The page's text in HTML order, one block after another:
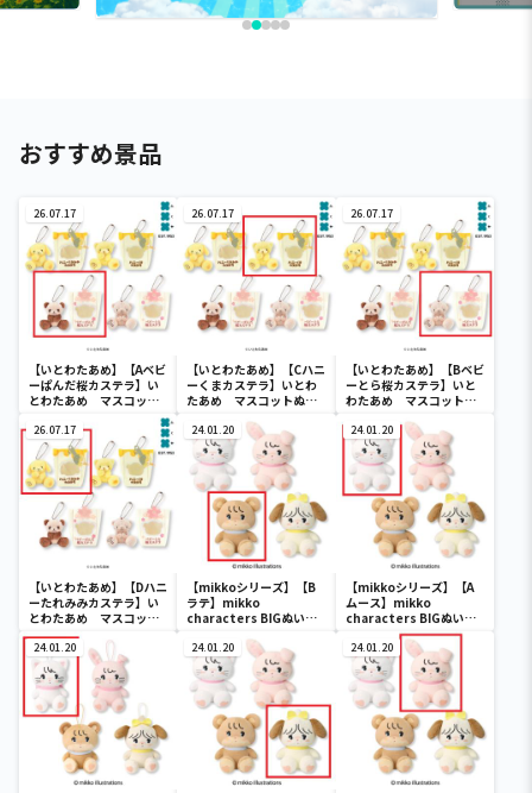
おすすめ景品
26.07.17
【いとわたあめ】【Aベビ
ーぱんだ桜カステラ】い
とわたあめ マスコット
26.07.17
【いとわたあめ】【Cハニ
ーくまカステラ】いとわ
たあめ マスコットぬい
26.07.17
【いとわたあめ】【Bベビ
ーとら桜カステラ】いと
わたあめ マスコットぬ
26.07.17
【いとわたあめ】【Dハニ
ーたれみみカステラ】い
とわたあめ マスコット
ぬいぐるみ2
24.01.20
【mikkoシリーズ】【B
ラテ】mikko
characters BIGぬいぐ
24.01.20
【mikkoシリーズ】【A
ムース】mikko
characters BIGぬいぐ
24.01.20 24.01.20 24.01.20